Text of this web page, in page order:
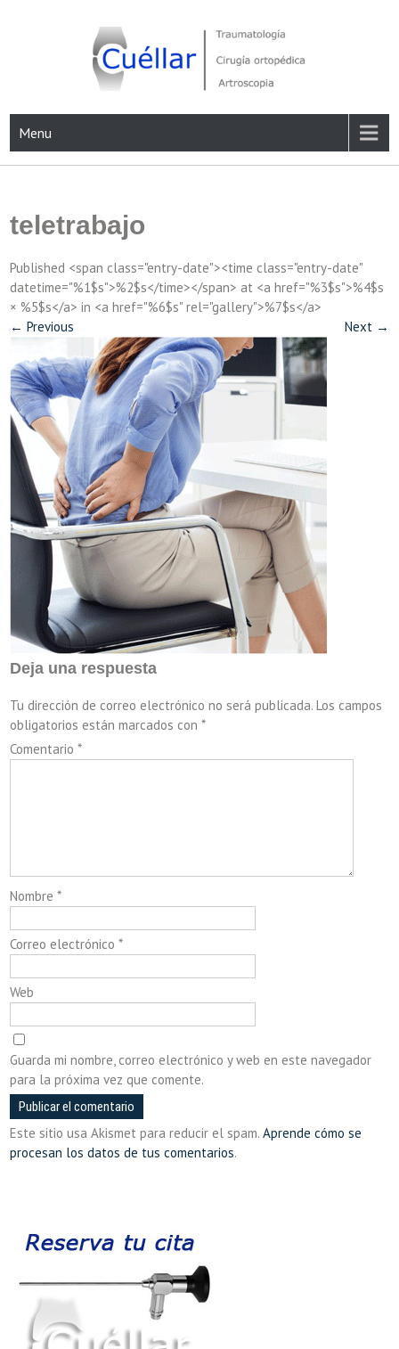
Menu
teletrabajo
Published <span class="entry-date"><time class="entry-date"
datetime="%1$s">%2$s</time></span> at <a href="%3$s">%4$s
× %5$s</a> in <a href="%6$s" rel="gallery">%7$s</a>
← Previous Next →
Deja una respuesta
Tu dirección de correo electrónico no será publicada. Los campos
obligatorios están marcados con*
Comentario*
Nombre*
Correo electrónico*
Web
Guarda mi nombre, correo electrónico y web en este navegador
para la próxima vez que comente.
Este sitio usa Akismet para reducir el spam.Aprende cómo se
procesan los datos de tus comentarios.